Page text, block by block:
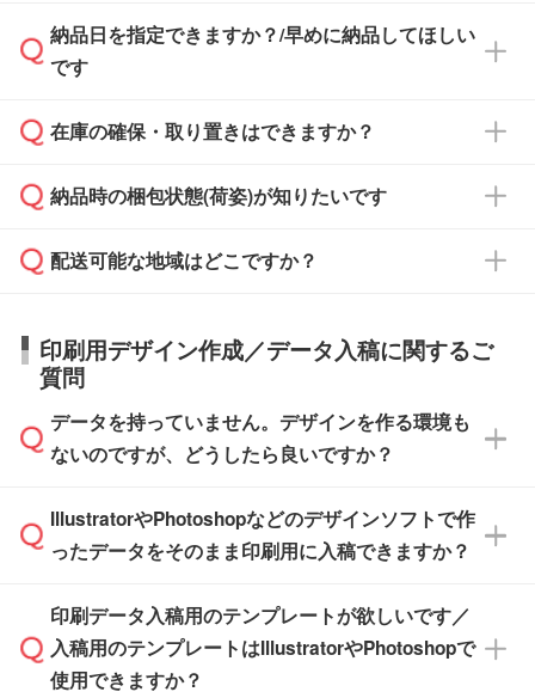
また、卒業・卒園記念品で対策委員会や個人様
校や幼稚園・保育園であれば、同様の条件でご
ご希望の際は担当スタッフまでお気軽にご相談
ください。
ず、通常はPDFデータをメール添付でお送りし
ます。
たは注文フォームの『ご注文に関する備考欄』
・印刷する場合(500個程度)
ご入金、イメージ画像の校了から約2週間～2
ご入金確認後、1～2営業日で出荷いたしま
タッフまでお問い合わせください。
ル」に注文予定日をご入力いただくと、おおよ
その締切日や出荷目安をご確認いただけます。
品が決まりましたらお早めのご発注をお願いい
たします。
※土日祝日を除く営業日換算です。
※沖縄・離島は追加日数がかかります。
納品日を指定できますか？/早めに納品してほしい
です
ご希望の納期がある場合は、お問い合わせ・お
い。
応が可能かご案内いたします。
す。>>対象商品はこちら
※最短出荷日は商品によって異なります。各商
品ページにてご確認ください
在庫の確保・取り置きはできますか？
ご入金確認後に在庫を確保し、注文確定のご連
はできかねますので予めご了承ください。
納品時の梱包状態(荷姿)が知りたいです
商品によって異なります。各ページにある商品
す。(白箱、化粧箱、ブリスターパックなど)
【袋入り】 商品がひとつずつ袋に入っていま
す。(透明袋、デザイン袋など)
【個包装なし】 個包装がされていない状態で
※化粧箱から白箱への入れ替えや、オリジナル
箱の作成は原則承っておりません。
配送可能な地域はどこですか？
日本全国へお届けが可能です。なお、海外への
直接納品は行っておりませんので予めご了承く
ださい。
印刷用デザイン作成／データ入稿に関するご
質問
データを持っていません。デザインを作る環境も
ないのですが、どうしたら良いですか？
無料の「デザインシミュレーター」を使えば、
PCやスマホから簡単にデザインを作成できま
ザインソフトがなくても安心です。
また、「データ作成サービス
IllustratorやPhotoshopなどのデザインソフトで作
ったデータをそのまま印刷用に入稿できますか？
IllustratorやPhotoshop、CLIP STUDIOなどのデ
ザインソフトでこだわりのデザインを作成した
い方は、完全データ入稿
印刷データ入稿用のテンプレートが欲しいです／
入稿用のテンプレートはIllustratorやPhotoshopで
使用できますか？